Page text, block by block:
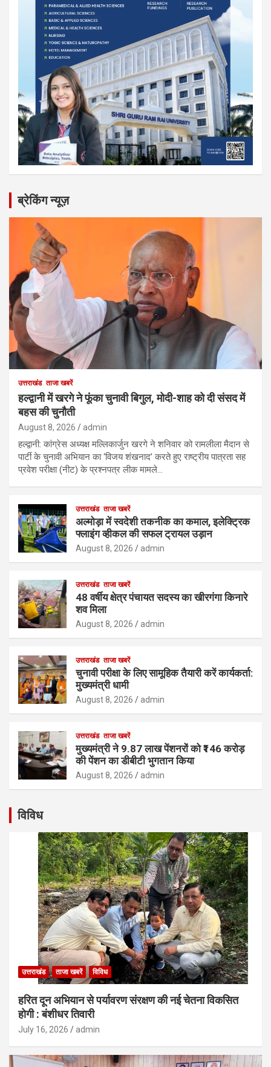
ब्रेकिंग न्यूज़
उत्तराखंड ताजा खबरें
हल्द्वानी में खरगे ने फूंका चुनावी बिगुल, मोदी-शाह को दी संसद में
बहस की चुनौती
August 8, 2026 admin
हल्द्वानी: कांग्रेस अध्यक्ष मल्लिकार्जुन खरगे ने शनिवार को रामलीला मैदान से
पार्टी के चुनावी अभियान का ‘विजय शंखनाद’ करते हुए राष्ट्रीय पात्रता सह
प्रवेश परीक्षा (नीट) के प्रश्नपत्र लीक मामले…
उत्तराखंड ताजा खबरें
अल्मोड़ा में स्वदेशी तकनीक का कमाल, इलेक्ट्रिक
फ्लाइंग व्हीकल की सफल ट्रायल उड़ान
August 8, 2026 admin
उत्तराखंड ताजा खबरें
48 वर्षीय क्षेत्र पंचायत सदस्य का खीरगंगा किनारे
शव मिला
August 8, 2026 admin
उत्तराखंड ताजा खबरें
चुनावी परीक्षा के लिए सामूहिक तैयारी करें कार्यकर्ता:
मुख्यमंत्री धामी
August 8, 2026 admin
उत्तराखंड ताजा खबरें
मुख्यमंत्री ने 9.87 लाख पेंशनरों को ₹146 करोड़
की पेंशन का डीबीटी भुगतान किया
August 8, 2026 admin
विविध
उत्तराखंड ताजा खबरें विविध
हरित दून अभियान से पर्यावरण संरक्षण की नई चेतना विकसित
होगी : बंशीधर तिवारी
July 16, 2026 admin